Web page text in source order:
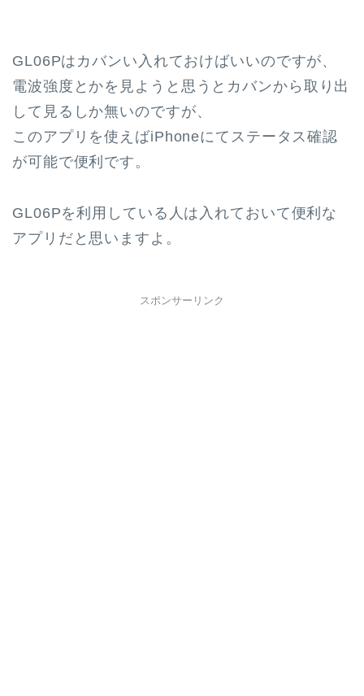
GL06Pはカバンい入れておけばいいのですが、
電波強度とかを見ようと思うとカバンから取り出
して見るしか無いのですが、
このアプリを使えばiPhoneにてステータス確認
が可能で便利です。
GL06Pを利用している人は入れておいて便利な
アプリだと思いますよ。
スポンサーリンク